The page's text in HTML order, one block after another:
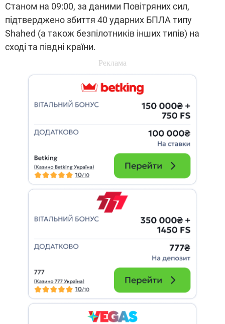
Станом на 09:00, за даними Повітряних сил,
підтверджено збиття 40 ударних БПЛА типу
Shahed (а також безпілотників інших типів) на
сході та півдні країни.